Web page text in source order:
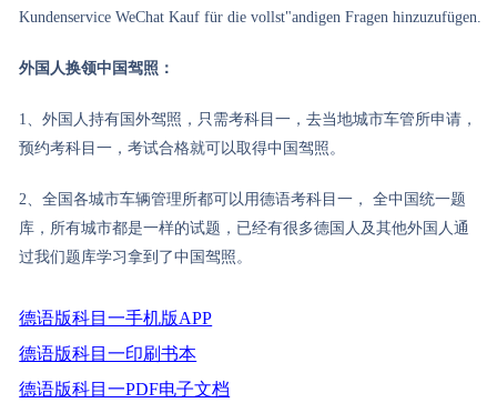
Kundenservice WeChat Kauf für die vollst"andigen Fragen hinzuzufügen.
外国人换领中国驾照：
1、外国人持有国外驾照，只需考科目一，去当地城市车管所申请，
预约考科目一，考试合格就可以取得中国驾照。
2、全国各城市车辆管理所都可以用德语考科目一， 全中国统一题
库，所有城市都是一样的试题，已经有很多德国人及其他外国人通
过我们题库学习拿到了中国驾照。
德语版科目一手机版APP
德语版科目一印刷书本
德语版科目一PDF电子文档